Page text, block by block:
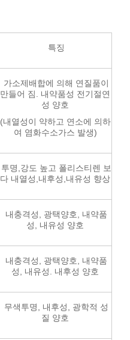
특징
가소제배합에 의해 연질품이
만들어 짐. 내약품성 전기절연
성 양호
(내열성이 약하고 연소에 의하
여 염화수소가스 발생)
투명,강도 높고 폴리스티렌 보
다 내열성,내후성,내유성 향상
내충격성, 광택양호, 내약품
성, 내유성 양호
내충격성, 광택양호, 내약품
성, 내유성. 내후성 양호
무색투명, 내후성, 광학적 성
질 양호